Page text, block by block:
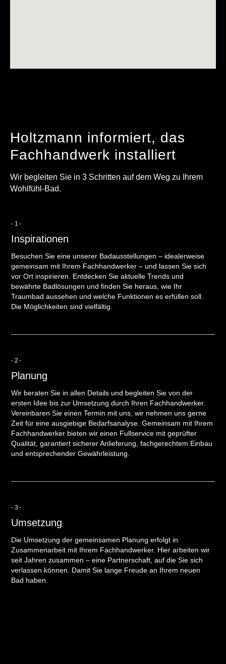
Holtzmann informiert, das
Fachhandwerk installiert
Wir begleiten Sie in 3 Schritten auf dem Weg zu Ihrem
Wohlfühl-Bad.
-1-
Inspirationen
Besuchen Sie eine unserer Badausstellungen – idealerweise
gemeinsam mit Ihrem Fachhandwerker – und lassen Sie sich
vor Ort inspirieren. Entdecken Sie aktuelle Trends und
bewährte Badlösungen und finden Sie heraus, wie Ihr
Traumbad aussehen und welche Funktionen es erfüllen soll.
Die Möglichkeiten sind vielfältig.
-2-
Planung
Wir beraten Sie in allen Details und begleiten Sie von der
ersten Idee bis zur Umsetzung durch Ihren Fachhandwerker.
Vereinbaren Sie einen Termin mit uns, wir nehmen uns gerne
Zeit für eine ausgiebige Bedarfsanalyse. Gemeinsam mit Ihrem
Fachhandwerker bieten wir einen Fullservice mit geprüfter
Qualität, garantiert sicherer Anlieferung, fachgerechtem Einbau
und entsprechender Gewährleistung.
-3-
Umsetzung
Die Umsetzung der gemeinsamen Planung erfolgt in
Zusammenarbeit mit Ihrem Fachhandwerker. Hier arbeiten wir
seit Jahren zusammen – eine Partnerschaft, auf die Sie sich
verlassen können. Damit Sie lange Freude an Ihrem neuen
Bad haben.